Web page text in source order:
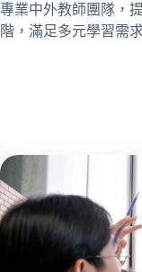
專業中外教師團隊，
階，滿足多元學習需